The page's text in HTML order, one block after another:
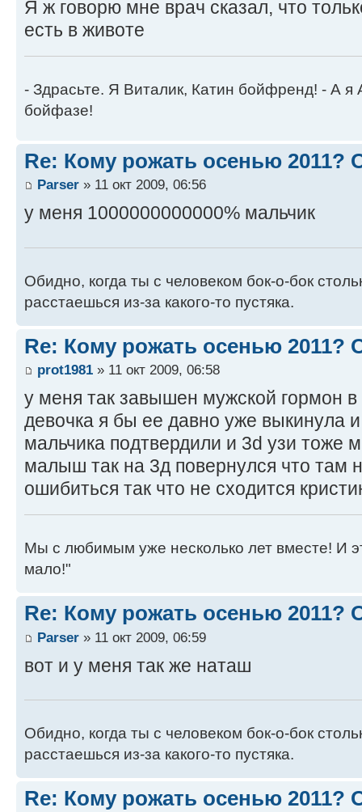
Я ж говорю мне врач сказал, что
есть в животе
- Здрасьте. Я Виталик, Катин бойфренд! - А я
бойфазе!
Re: Кому рожать осенью 2011?
Parser » 11 окт 2009, 06:56
у меня 1000000000000% мальчик
Обидно, когда ты с человеком бок-о-бок
расстаешься из-за какого-то пустяка.
Re: Кому рожать осенью 2011?
prot1981 » 11 окт 2009, 06:58
у меня так завышен мужской гормон
девочка я бы ее давно уже выкинула
мальчика подтвердили и 3d узи тоже
малыш так на 3д повернулся что там
ошибиться так что не сходится
Мы с любимым уже несколько лет вместе! И
мало!"
Re: Кому рожать осенью 2011?
Parser » 11 окт 2009, 06:59
вот и у меня так же наташ
Обидно, когда ты с человеком бок-о-бок
расстаешься из-за какого-то пустяка.
Re: Кому рожать осенью 2011?